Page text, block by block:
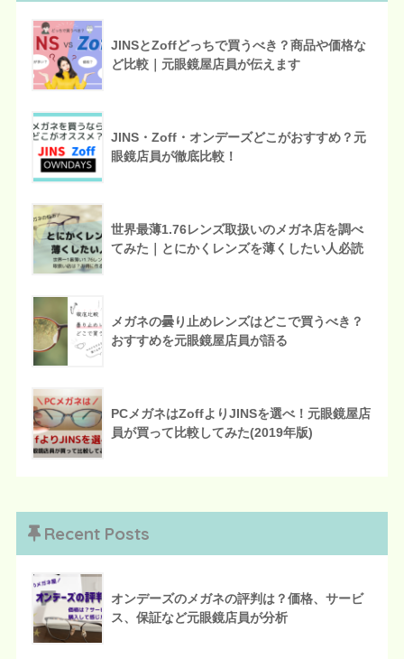
JINSとZoffどっちで買うべき？商品や価格な
ど比較｜元眼鏡屋店員が伝えます
JINS・Zoff・オンデーズどこがおすすめ？元
眼鏡店員が徹底比較！
世界最薄1.76レンズ取扱いのメガネ店を調べ
てみた｜とにかくレンズを薄くしたい人必読
メガネの曇り止めレンズはどこで買うべき？
おすすめを元眼鏡屋店員が語る
PCメガネはZoffよりJINSを選べ！元眼鏡屋店
員が買って比較してみた(2019年版)
Recent Posts
オンデーズのメガネの評判は？価格、サービ
ス、保証など元眼鏡店員が分析